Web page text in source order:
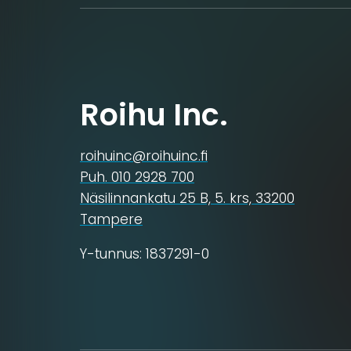
Roihu Inc.
roihuinc@roihuinc.fi
Puh. 010 2928 700
Näsilinnankatu 25 B, 5. krs, 33200
Tampere
Y-tunnus: 1837291-0